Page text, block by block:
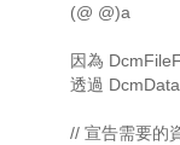
(@ @)a
因為
透過
// 宣告需要的